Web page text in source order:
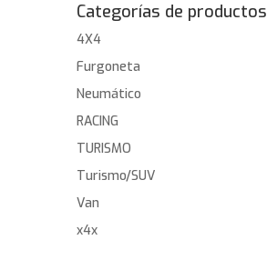
Categorías de productos
4X4
Furgoneta
Neumático
RACING
TURISMO
Turismo/SUV
Van
x4x